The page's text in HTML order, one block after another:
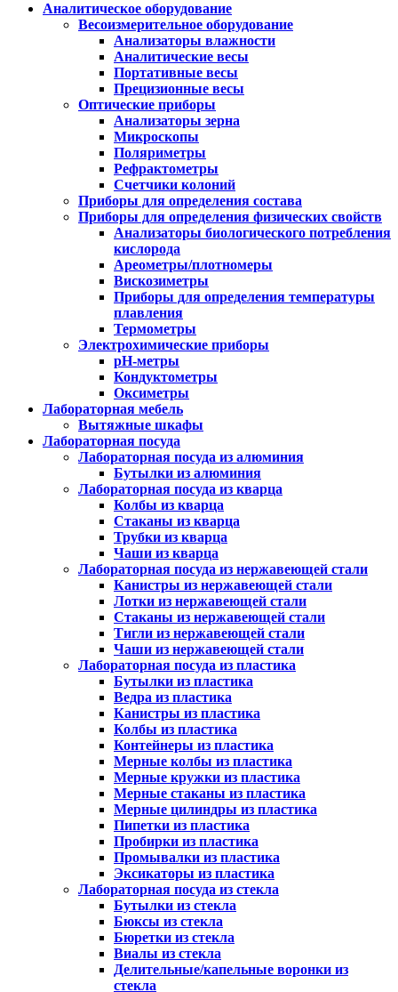
Аналитическое оборудование
Весоизмерительное оборудование
Анализаторы влажности
Аналитические весы
Портативные весы
Прецизионные весы
Оптические приборы
Анализаторы зерна
Микроскопы
Поляриметры
Рефрактометры
Счетчики колоний
Приборы для определения состава
Приборы для определения физических свойств
Анализаторы биологического потребления
кислорода
Ареометры/плотномеры
Вискозиметры
Приборы для определения температуры
плавления
Термометры
Электрохимические приборы
pH-метры
Кондуктометры
Оксиметры
Лабораторная мебель
Вытяжные шкафы
Лабораторная посуда
Лабораторная посуда из алюминия
Бутылки из алюминия
Лабораторная посуда из кварца
Колбы из кварца
Стаканы из кварца
Трубки из кварца
Чаши из кварца
Лабораторная посуда из нержавеющей стали
Канистры из нержавеющей стали
Лотки из нержавеющей стали
Стаканы из нержавеющей стали
Тигли из нержавеющей стали
Чаши из нержавеющей стали
Лабораторная посуда из пластика
Бутылки из пластика
Ведра из пластика
Канистры из пластика
Колбы из пластика
Контейнеры из пластика
Мерные колбы из пластика
Мерные кружки из пластика
Мерные стаканы из пластика
Мерные цилиндры из пластика
Пипетки из пластика
Пробирки из пластика
Промывалки из пластика
Эксикаторы из пластика
Лабораторная посуда из стекла
Бутылки из стекла
Бюксы из стекла
Бюретки из стекла
Виалы из стекла
Делительные/капельные воронки из
стекла